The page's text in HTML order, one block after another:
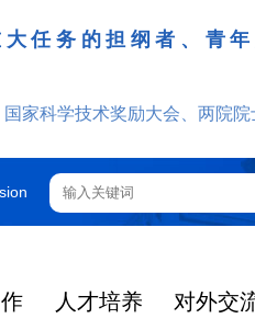
任务的担纲者、青
家科学技术奖励大会、两院院
人才培养 对外交